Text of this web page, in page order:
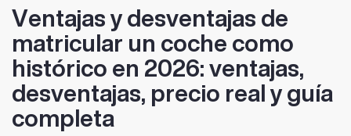
Ventajas y desventajas de
matricular un coche como
histórico en 2026: ventajas,
desventajas, precio real y guía
completa